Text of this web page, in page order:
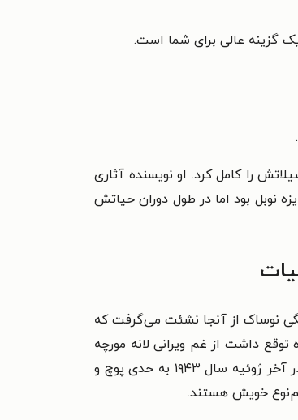
گزینه عالی برای شما است.
را کامل کرد. او نویسنده آثاری
نوبل بود اما در طول دوران حیاتش
نوساک از آنجا نشئت می‌گرفت که
داشت از غم ویرانی لانه مورچه
همسایه دگرگون شوند، ولی از سرشت بشری توقع کمی همدلی داری، و به‌راستی قهوه خوردنِ طبق معمول در تراس‌های هامبورگ در آخر ژوئیه سال ۱۹۴۳ به حدی پوچ و
خویش هستند.